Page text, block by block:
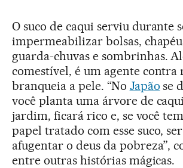
O suco de caqui serviu durante
impermeabilizar bolsas,
guarda-chuvas e sombrinhas.
comestível, é um agente contra
branqueia a pele. “No Japão se
você planta uma árvore de
jardim, ficará rico e, se você
papel tratado com esse suco,
afugentar o deus da pobreza”,
entre outras histórias mágicas.